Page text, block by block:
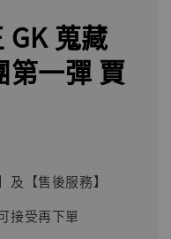
GK 蒐藏
第一彈 賈
【售後服務】
接受再下單